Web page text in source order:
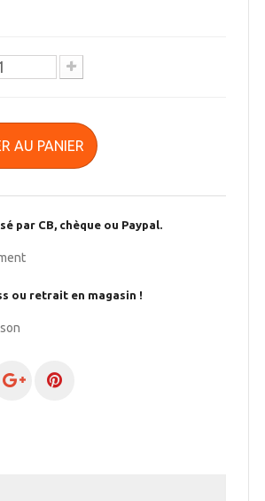
AU PANIER
par CB, chèque ou Paypal.
ou retrait en magasin !